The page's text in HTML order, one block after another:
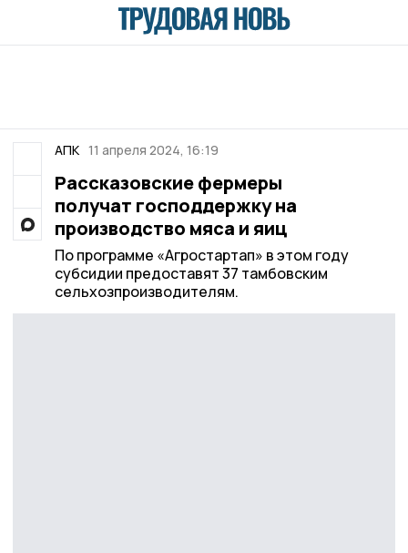
АПК 11 апреля 2024, 16:19
Рассказовские фермеры
получат господдержку на
производство мяса и яиц
По программе «Агростартап» в этом году
субсидии предоставят 37 тамбовским
сельхозпроизводителям.